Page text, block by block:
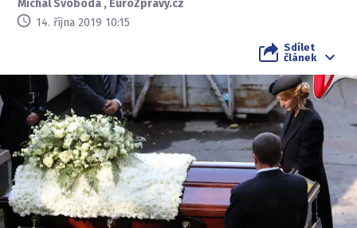
Michal Svoboda , EuroZprávy.cz
14. října 2019 10:15
Sdílet
článek